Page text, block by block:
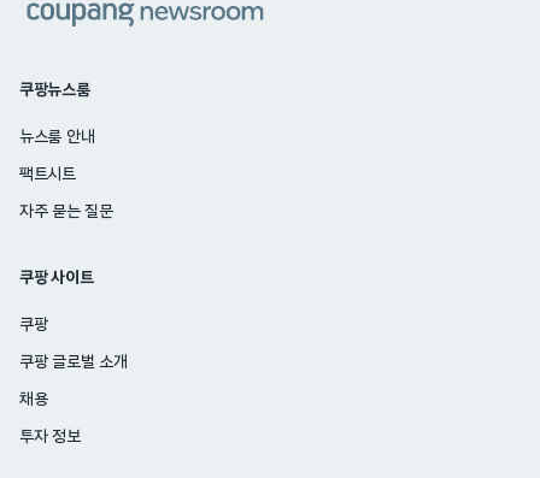
쿠팡뉴스룸
뉴스룸 안내
팩트시트
자주 묻는 질문
쿠팡 사이트
쿠팡
쿠팡 글로벌 소개
채용
투자 정보